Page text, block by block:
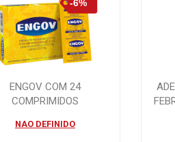
ENGOV COM 24
COMPRIMIDOS
NAO DEFINIDO